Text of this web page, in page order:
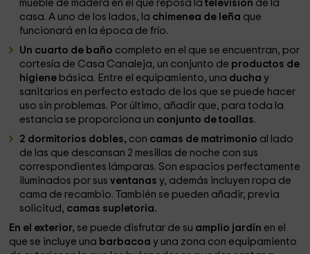
mueble de madera en el que reposa la televisión de la
casa. A uno de los lados, la chimenea de leña que
funcionará en la época de frío.
Un cuarto de baño completo en el que se encuentran, por
cortesía de Casa Canaleja, un conjunto de productos de
higiene básica. Entre el equipamiento, una duchay
sanitarios en perfecto estado de los que se puede hacer
uso sin problemas. Por último, añadir que, para toda la
estancia se proporciona un conjunto de toallas.
2 dormitorios dobles, con camas de matrimonio al lado
de las que descansan 2 mesillas de noche con sus
correspondientes lámparas. Son espacios perfectamente
iluminados por susventanas y, además incluyen ropa de
cama de recambio. También se pueden añadir, previa
solicitud, camas supletoria.
En el exterior, se puede disfrutar de su amplio jardín en el
que se incluye una barbacoay una zona con equipamiento